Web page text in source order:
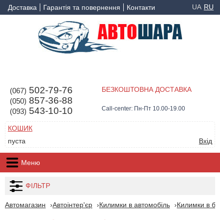
Доставка Гарантія та повернення Контакти UA RU
(067) 502-79-76
(050) 857-36-88
(093) 543-10-10
БЕЗКОШТОВНА ДОСТАВКА
Call-center: Пн-Пт 10.00-19.00
КОШИК
пуста
Вхід
Меню
ФІЛЬТР
Автомагазин Автоінтер'єр Килимки в автомобіль Килимки в